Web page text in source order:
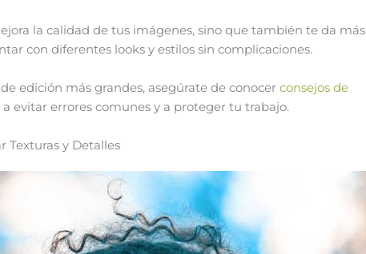
la calidad de tus imágenes, sino que también te da más
con diferentes looks y estilos sin complicaciones.
edición más grandes, asegúrate de conocerconsejos de
a evitar errores comunes y a proteger tu trabajo.
Texturas y Detalles